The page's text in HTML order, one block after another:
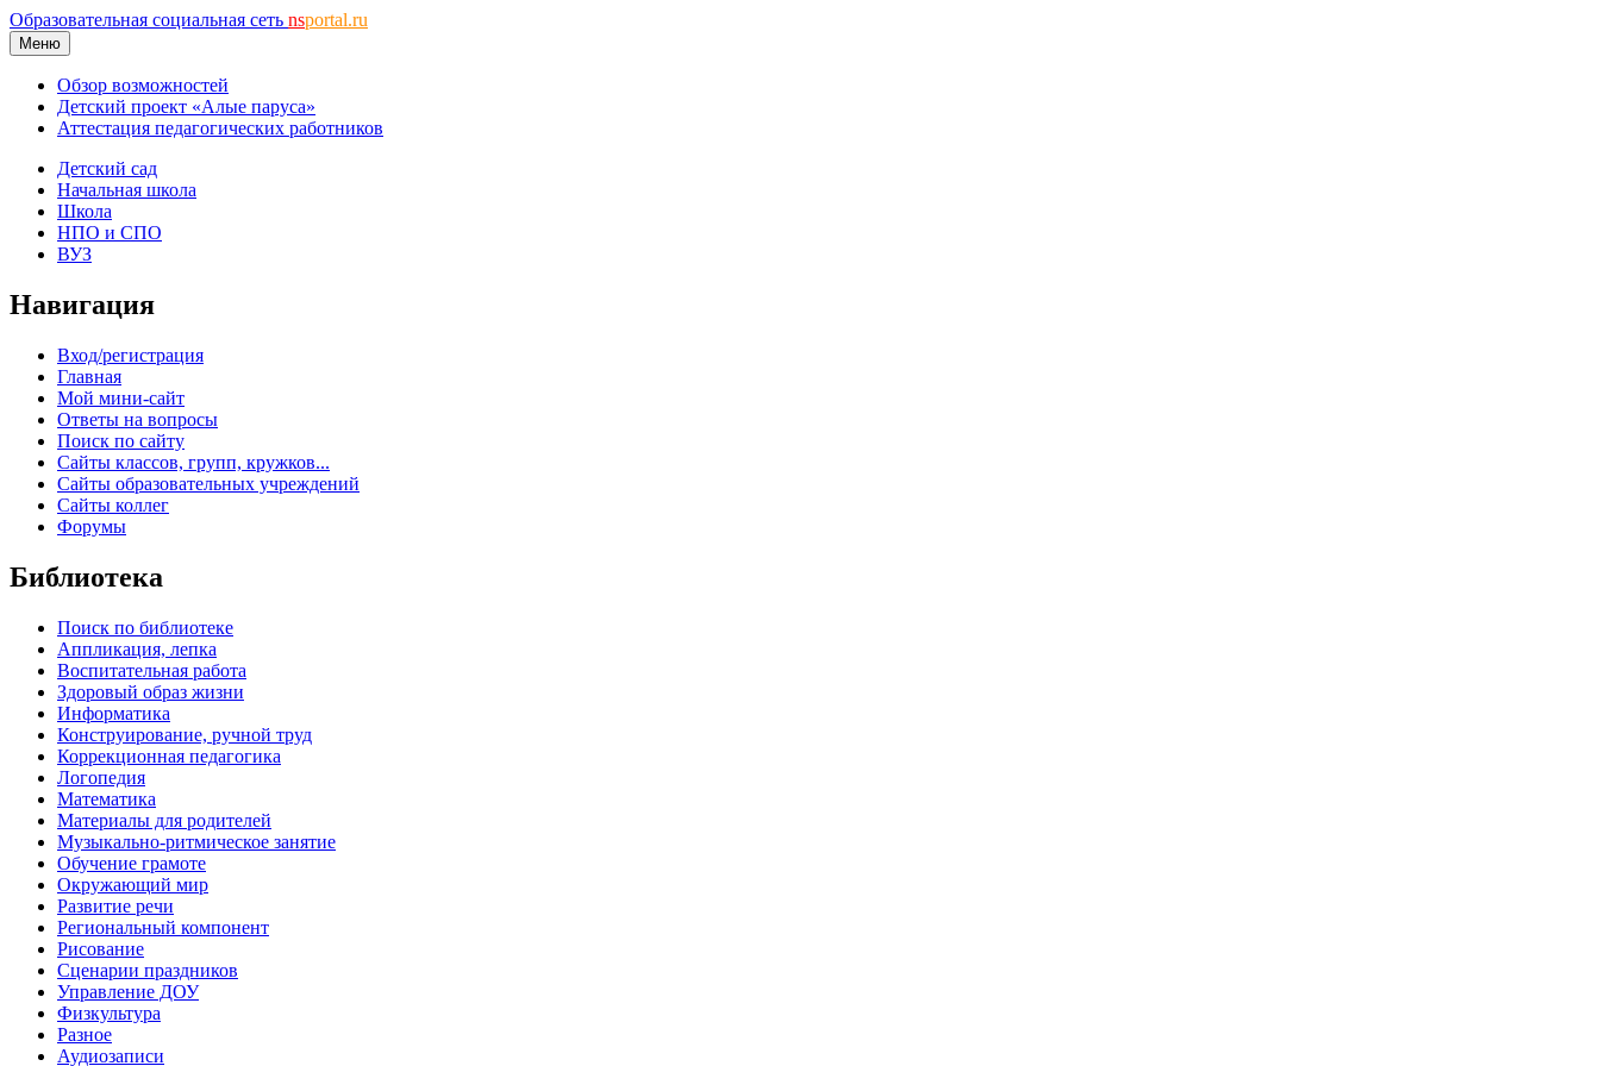
Образовательная социальная сеть nsportal.ru
Меню
Обзор возможностей
Детский проект «Алые паруса»
Аттестация педагогических работников
Детский сад
Начальная школа
Школа
НПО и СПО
ВУЗ
Навигация
Вход/регистрация
Главная
Мой мини-сайт
Ответы на вопросы
Поиск по сайту
Сайты классов, групп, кружков...
Сайты образовательных учреждений
Сайты коллег
Форумы
Библиотека
Поиск по библиотеке
Аппликация, лепка
Воспитательная работа
Здоровый образ жизни
Информатика
Конструирование, ручной труд
Коррекционная педагогика
Логопедия
Математика
Материалы для родителей
Музыкально-ритмическое занятие
Обучение грамоте
Окружающий мир
Развитие речи
Региональный компонент
Рисование
Сценарии праздников
Управление ДОУ
Физкультура
Разное
Аудиозаписи